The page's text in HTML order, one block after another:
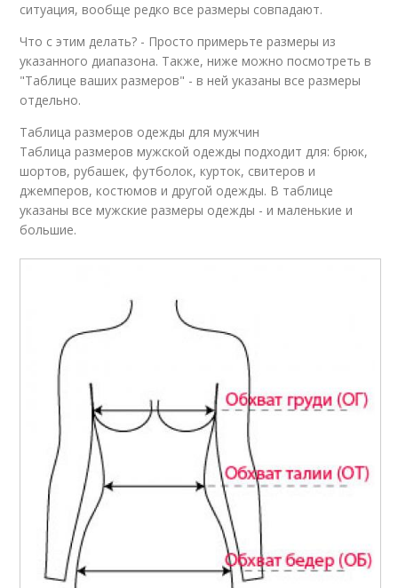
ситуация, вообще редко все размеры совпадают.
Что с этим делать? - Просто примерьте размеры из
указанного диапазона. Также, ниже можно посмотреть в
"Таблице ваших размеров" - в ней указаны все размеры
отдельно.
Таблица размеров одежды для мужчин
Таблица размеров мужской одежды подходит для: брюк,
шортов, рубашек, футболок, курток, свитеров и
джемперов, костюмов и другой одежды. В таблице
указаны все мужские размеры одежды - и маленькие и
большие.